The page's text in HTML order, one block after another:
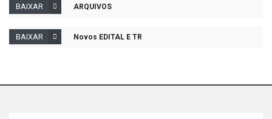
BAIXAR ARQUIVOS
BAIXAR Novos EDITAL E TR